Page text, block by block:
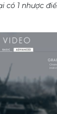
có 1 nhược